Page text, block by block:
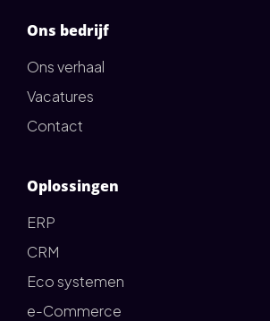
Ons bedrijf
Ons verhaal
Vacatures
Contact
Oplossingen
ERP
CRM
Eco systemen
e-Commerce